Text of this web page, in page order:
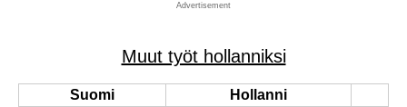
Advertisement
Muut työt hollanniksi
Suomi
Hollanni